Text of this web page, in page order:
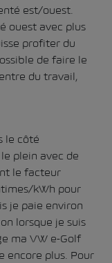
est/ouest.
ouest avec plus
profiter du
de faire le
du travail,
le côté
plein avec de
le facteur
kWh pour
je paie environ
lorsque je suis
ma VW e-Golf
encore plus. Pour